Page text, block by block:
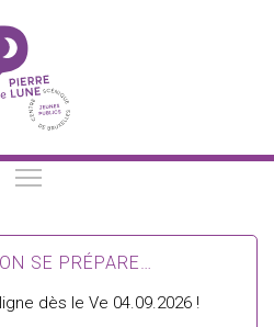
SE PRÉPARE…
dès le Ve 04.09.2026 !